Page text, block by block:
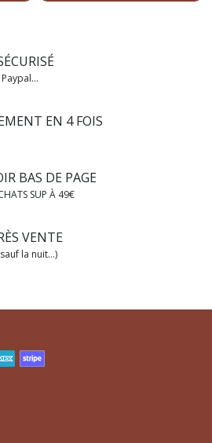
EN 4 FOIS
BAS DE PAGE
SUP À 49€
VENTE
la nuit...)